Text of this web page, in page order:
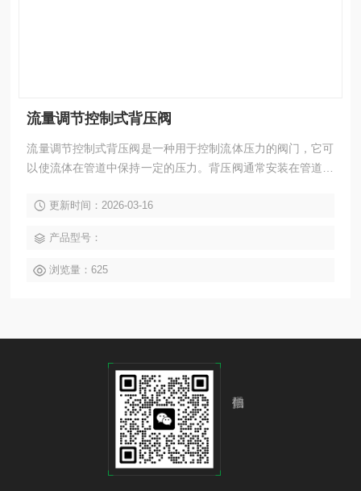
流量调节控制式背压阀
流量调节控制式背压阀是一种用于控制流体压力的阀门，它可
以使流体在管道中保持一定的压力。背压阀通常安装在管道末
流量和压力。背压阀的工作原理是通过调节阀门的开度来控制
防止流体倒流或回流。背压阀广泛应用于化工、石油、天然
气、水处理等领域。
更新时间：2026-03-16
产品型号：
浏览量：625